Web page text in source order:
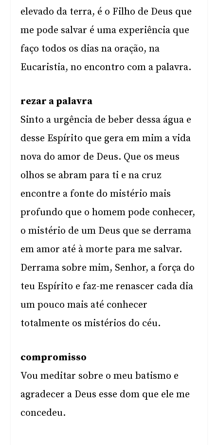
elevado da terra, é o Filho de Deus que
me pode salvar é uma experiência que
faço todos os dias na oração, na
Eucaristia, no encontro com a palavra.
rezar a palavra
Sinto a urgência de beber dessa água e
desse Espírito que gera em mim a vida
nova do amor de Deus. Que os meus
olhos se abram para ti e na cruz
encontre a fonte do mistério mais
profundo que o homem pode conhecer,
o mistério de um Deus que se derrama
em amor até à morte para me salvar.
Derrama sobre mim, Senhor, a força do
teu Espírito e faz-me renascer cada dia
um pouco mais até conhecer
totalmente os mistérios do céu.
compromisso
Vou meditar sobre o meu batismo e
agradecer a Deus esse dom que ele me
concedeu.